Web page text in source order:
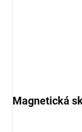
Magnetická